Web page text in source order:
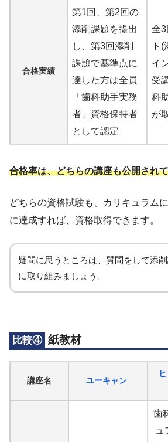
合格実績
第1回、第2回の
添削課題を提出
し、第3回添削
課題で基準点に
達した方は全員
「歯科助手実務
者」資格保持者
として認定
全3
ト
イ
受
科
が
合格率は、どちらの講座も公開され
どちらの資格試験も、カリキュラム
に達成すれば、資格取得できます。
疑問に思うところは、質問をして添
に取り組みましょう。
比較④ 紙教材
講座名 ユーキャン
歯